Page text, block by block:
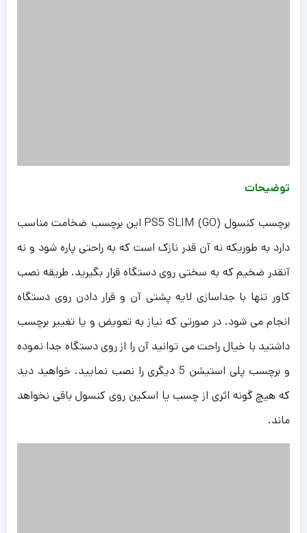
توضیحات
برچسب کنسول PS5 SLIM (GO) این برچسب ضخامت مناسب
دارد به طوریکه نه آن قدر نازک است که به راحتی پاره شود و نه
آنقدر ضخیم که به سختی روی دستگاه قرار بگیرید. طریقه نصب
کاور تنها با جداسازی لایه پشتی آن و قرار دادن روی دستگاه
انجام می شود. در صورتی که نیاز به تعویض و یا تغییر برچسب
داشتید با خیال راحت می توانید آن را از روی دستگاه جدا نموده
و برچسب پلی استیشن 5 دیگری را نصب نمایید. خواهید دید
که هیچ گونه اثری از چسب یا اسکین روی کنسول باقی نخواهد
ماند.